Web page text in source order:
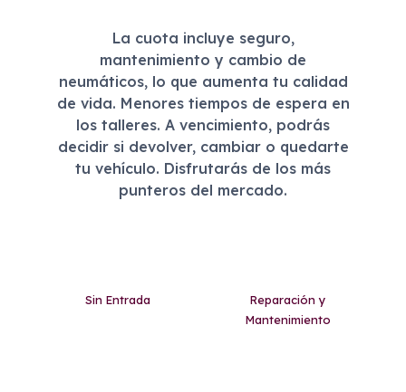
La cuota incluye seguro,
mantenimiento y cambio de
neumáticos, lo que aumenta tu calidad
de vida. Menores tiempos de espera en
los talleres. A vencimiento, podrás
decidir si devolver, cambiar o quedarte
tu vehículo. Disfrutarás de los más
punteros del mercado.
Sin Entrada
Reparación y
Mantenimiento